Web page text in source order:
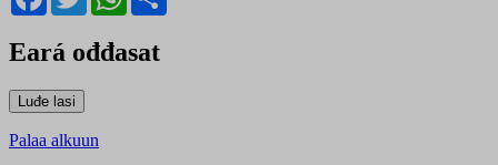
Eará ođđasat
Palaa alkuun